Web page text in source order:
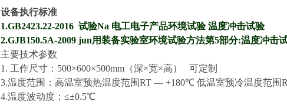
设备执行标准
1.GB2423.22-2016 试验Na 电工电子产品环境试验 温度冲击试验
2.GJB150.5A-2009 jun用装备实验室环境试验方法第5部分:温度冲击
主要技术参数
1. 工作尺寸： 500×600×500mm（深×宽×高）
可定制
3.温度范围：高温室预热温度范围RT — +180℃ 低温室预冷温度范围
4.温度波动度：≤±0.5℃